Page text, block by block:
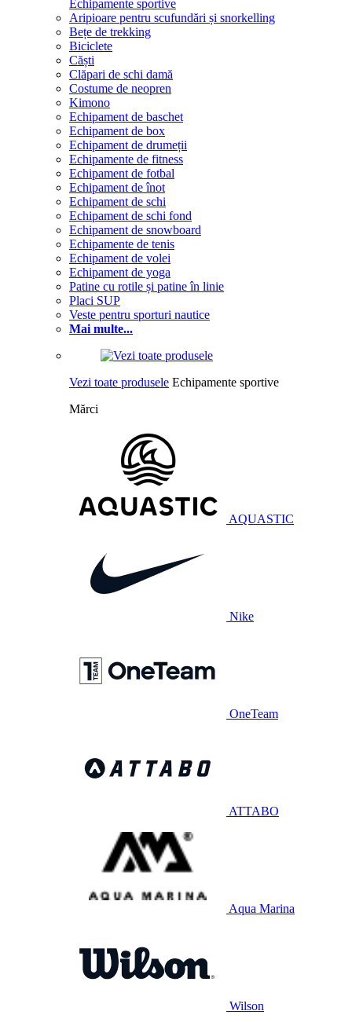
Echipamente sportive
Aripioare pentru scufundări și snorkelling
Bețe de trekking
Biciclete
Căști
Clăpari de schi damă
Costume de neopren
Kimono
Echipament de baschet
Echipament de box
Echipament de drumeții
Echipamente de fitness
Echipament de fotbal
Echipament de înot
Echipament de schi
Echipament de schi fond
Echipament de snowboard
Echipamente de tenis
Echipament de volei
Echipament de yoga
Patine cu rotile și patine în linie
Placi SUP
Veste pentru sporturi nautice
Mai multe...
Vezi toate produsele Echipamente sportive
Mărci
AQUASTIC
Nike
OneTeam
ATTABO
Aqua Marina
Wilson